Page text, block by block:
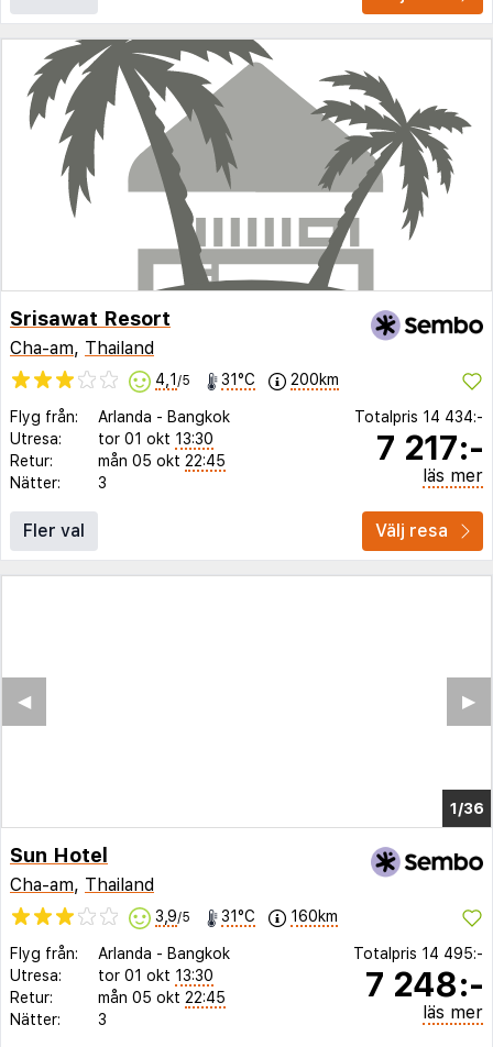
Srisawat Resort
Cha-am, Thailand
4,1 /5 31°C 200km
Flyg från: Arlanda - Bangkok
Utresa:
tor 01 okt 13:30
Retur:
mån 05 okt 22:45
Nätter:
3
Totalpris 14 434:-
7 217:-
läs mer
Fler val Välj resa
1/32
▶︎
◀︎
Sun Hotel
Cha-am, Thailand
3,9/5 31°C 160km
Flyg från: Arlanda - Bangkok
Utresa:
tor 01 okt 13:30
Retur:
mån 05 okt 22:45
Nätter:
3
Totalpris 14 495:-
7 248:-
läs mer